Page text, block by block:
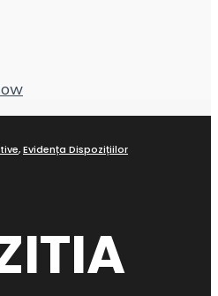
,Evidența Dispozițiilor